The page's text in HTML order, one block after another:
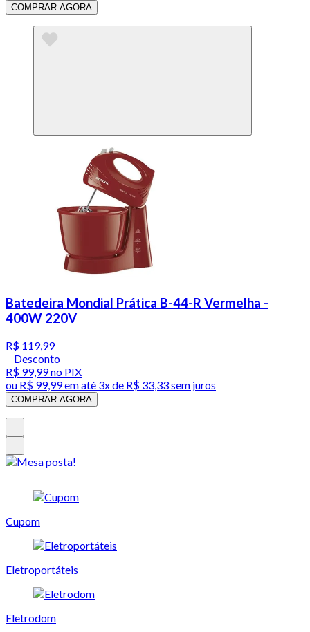
COMPRAR AGORA
Batedeira Mondial Prática B-44-R Vermelha -
400W 220V
R$ 119,99
Desconto
R$ 99,99no PIX
ou R$ 99,99em até 3x de R$ 33,33 sem juros
COMPRAR AGORA
Cupom
Eletroportáteis
Eletrodom